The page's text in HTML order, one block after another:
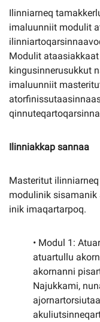
Ilinniarneq
imaluunniit modulit
Modulit
kingusinnerusukkut
imaluunniit
Ilinniakkap sannaa
Masteritut
modulinik sisamanik
inik imaqartarpoq.
• Modul 1:
atuartullu
akornanni
Najukkami,